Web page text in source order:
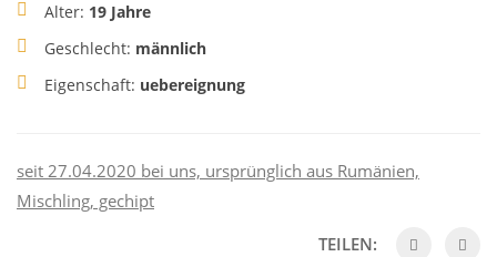
Alter: 19 Jahre
Geschlecht: männlich
Eigenschaft: uebereignung
seit 27.04.2020 bei uns, ursprünglich aus Rumänien,
Mischling, gechipt
TEILEN: